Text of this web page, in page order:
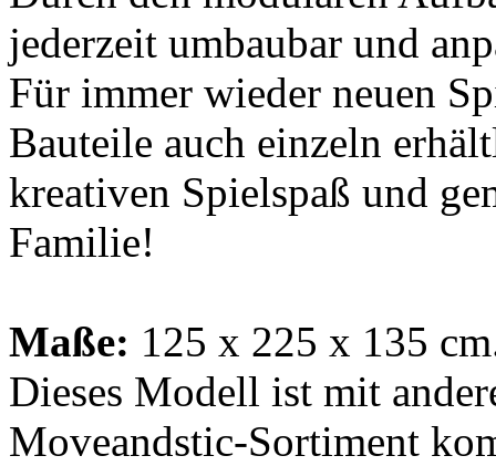
jederzeit umbaubar und
Für immer wieder neuen
Bauteile auch einzeln
kreativen Spielspaß und
Familie!
Maße: 125 x 225 x 135
Dieses Modell ist mit
Moveandstic-Sortiment